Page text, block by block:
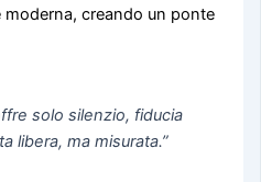
moderna, creando un ponte
solo silenzio, fiducia
libera, ma misurata.”